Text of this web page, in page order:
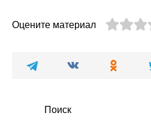
Оцените материал
Поиск